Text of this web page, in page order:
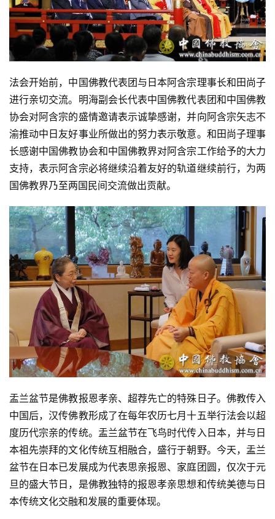
资
讯
点
僧
音
高
僧
心
乐
提
专
题
公
益
法会开始前，中国佛教代表团与日本阿含宗理事长和田尚子
进行亲切交流。明海副会长代表中国佛教代表团和中国佛教
协会对阿含宗的盛情邀请表示诚挚感谢，并向阿含宗矢志不
渝推动中日友好事业所做出的努力表示敬意。和田尚子理事
长感谢中国佛教协会和中国佛教界对阿含宗工作给予的大力
支持，表示阿含宗必将继续沿着友好的轨道继续前行，为两
国佛教界乃至两国民间交流做出贡献。
盂兰盆节是佛教报恩孝亲、超荐先亡的特殊日子。佛教传入
中国后，汉传佛教形成了在每年农历七月十五举行法会以超
度历代宗亲的传统。盂兰盆节在飞鸟时代传入日本，并与日
本祖先崇拜的文化传统互相融合，盛行于朝野。今天，盂兰
盆节在日本已发展成为代表思亲报恩、家庭团圆，仅次于元
旦的盛大节日，是佛教独特的报恩孝亲思想和传统美德与日
本传统文化交融和发展的重要体现。